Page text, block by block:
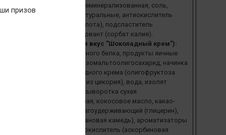
сыворотка сухая деминерализованная, соль,
ароматизаторы натуральные, антиокислитель
(аскорбиновая кислота), подсластитель
(сукралоза), консервант (сорбат калия).
Ингредиенты (для вкус "Шоколадный крем"):
изолят сывороточного белка, продукты яичные
(меланж яичный), изомальтоолигосахарид, начинка
со вкусом шоколадного крема (олигофруктоза
(пищевые волокна из цикория), вода, изолят
молочного белка, сыворотка сухая
деминерализованная, кокосовое масло, какао-
порошок, агент влагоудерживающий (глицерин),
загуститель (ксантановая камедь), ароматизаторы
натуральные, антиокислитель (аскорбиновая
призов